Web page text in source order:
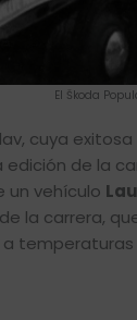
El Škoda
cuya
de la
un vehículo
la carrera,
a